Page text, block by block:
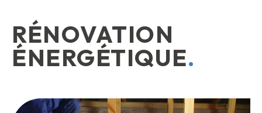
RÉNOVATION
ÉNERGÉTIQUE.